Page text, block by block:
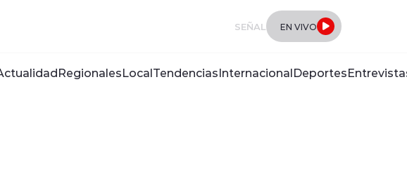
SEÑAL EN VIVO
RegionalesLocalTendenciasInternacionalDeportes